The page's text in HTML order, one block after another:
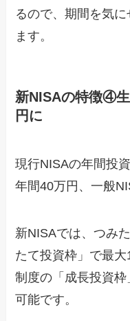
るので、期間を気
ます。
新NISAの特徴④
円に
現行NISAの年間投
年間40万円、一般
新NISAでは、つみ
たて投資枠」で最
制度の「成長投資
可能です。